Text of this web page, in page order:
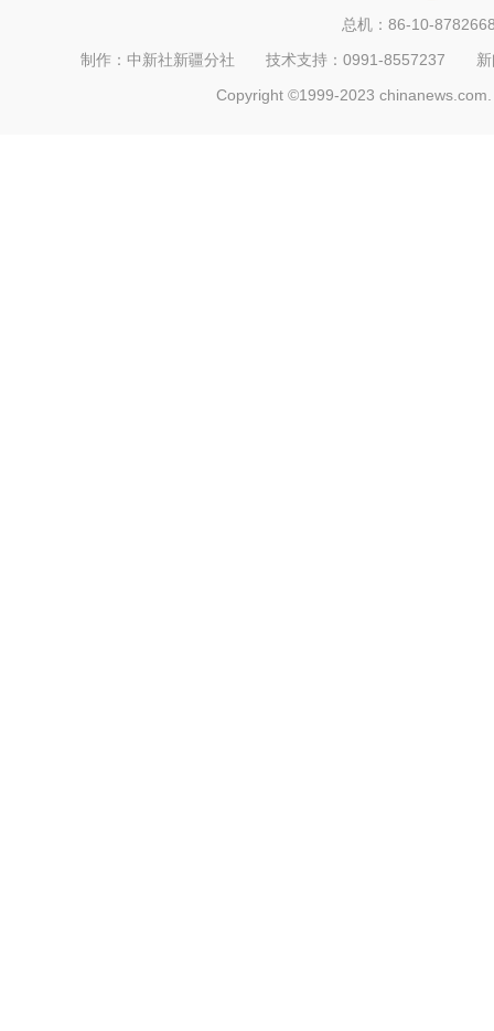
总机：86-10-
制作：中新社新疆分社 技术支持：0991-8557237
Copyright ©1999-2023